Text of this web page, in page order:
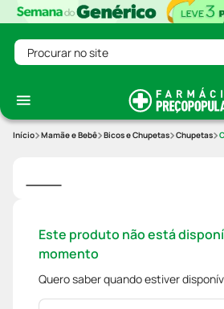
Procurar no site
Mamãe e Bebê Bicos e Chupetas Chupetas
Este produto não está
momento
Quero saber quando estiver